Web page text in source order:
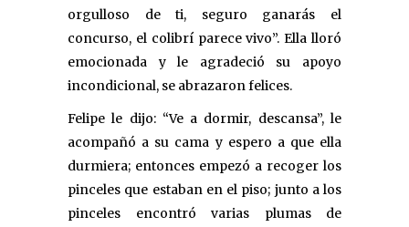
orgulloso de ti, seguro ganarás el
concurso, el colibrí parece vivo”. Ella lloró
emocionada y le agradeció su apoyo
incondicional, se abrazaron felices.
Felipe le dijo: “Ve a dormir, descansa”, le
acompañó a su cama y espero a que ella
durmiera; entonces empezó a recoger los
pinceles que estaban en el piso; junto a los
pinceles encontró varias plumas de